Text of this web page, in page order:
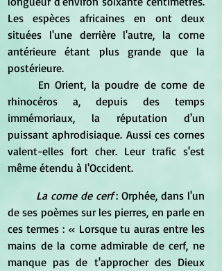
Les espèces africaines en ont deux
situées l'une derrière l'autre, la corne
antérieure étant plus grande que la
postérieure.
rhinocéros a, depuis des temps
immémoriaux, la réputation d'un
puissant aphrodisiaque. Aussi ces cornes
valent-elles fort cher. Leur trafic s'est
même étendu à l'Occident.
La corne de cerf : Orphée, dans l'un
de ses poèmes sur les pierres, en parle en
ces termes : « Lorsque tu auras entre les
mains de la corne admirable de cerf, ne
manque pas de t'approcher des Dieux